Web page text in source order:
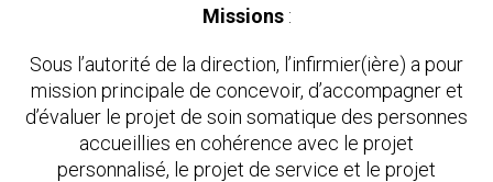
Missions:
Sous l’autorité de la direction, l’infirmier(ière) a pour
mission principale de concevoir, d’accompagner et
d’évaluer le projet de soin somatique des personnes
accueillies en cohérence avec le projet
personnalisé, le projet de service et le projet